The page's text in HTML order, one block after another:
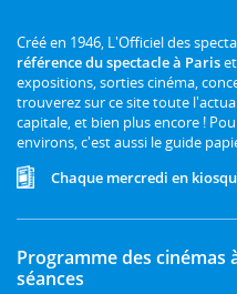
Créé en 1946, L'Officiel des
référence du spectacle à Paris
expositions, sorties cinéma,
trouverez sur ce site toute
capitale, et bien plus encore !
environs, c'est aussi le guide
Chaque mercredi en
Programme des cinémas
séances